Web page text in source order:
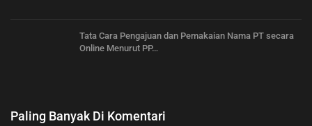
Tata Cara Pengajuan dan Pemakaian Nama PT secara
Online Menurut PP…
Paling Banyak Di Komentari